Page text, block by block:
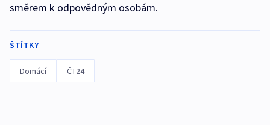
směrem k odpovědným osobám.
ŠTÍTKY
Domácí ČT24